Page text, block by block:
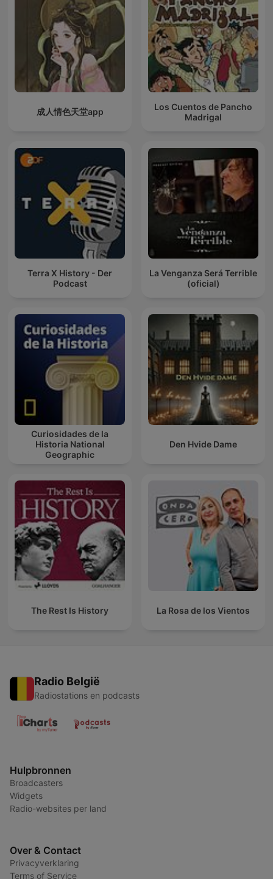
成人情色天堂app
Los Cuentos de Pancho
Madrigal
Terra X History - Der
Podcast
La Venganza Será Terrible
(oficial)
Curiosidades de la
Historia National
Geographic
Den Hvide Dame
The Rest Is History La Rosa de los Vientos
Radio België
Radiostations en podcasts
Hulpbronnen
Broadcasters
Widgets
Radio-websites per land
Over & Contact
Privacyverklaring
Terms of Service